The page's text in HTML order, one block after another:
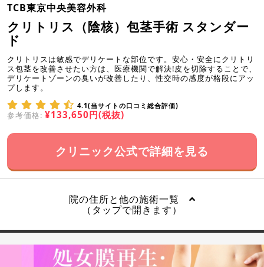
TCB東京中央美容外科
クリトリス（陰核）包茎手術 スタンダー
ド
クリトリスは敏感でデリケートな部位です。安心・安全にクリトリ
ス包茎を改善させたい方は、医療機関で解決!皮を切除することで、
デリケートゾーンの臭いが改善したり、性交時の感度が格段にアッ
プします。
4.1(当サイトの口コミ総合評価)
参考価格: ¥133,650円(税抜)
クリニック公式で詳細を見る
院の住所と他の施術一覧
（タップで開きます）